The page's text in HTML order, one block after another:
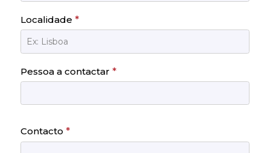
Localidade *
Pessoa a contactar *
Contacto *